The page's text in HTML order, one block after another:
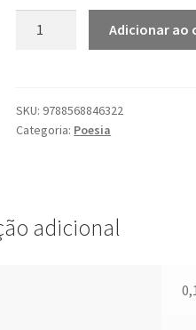
narrativas
quantidade
Adicionar ao
SKU: 9788568846322
Categoria: Poesia
adicional